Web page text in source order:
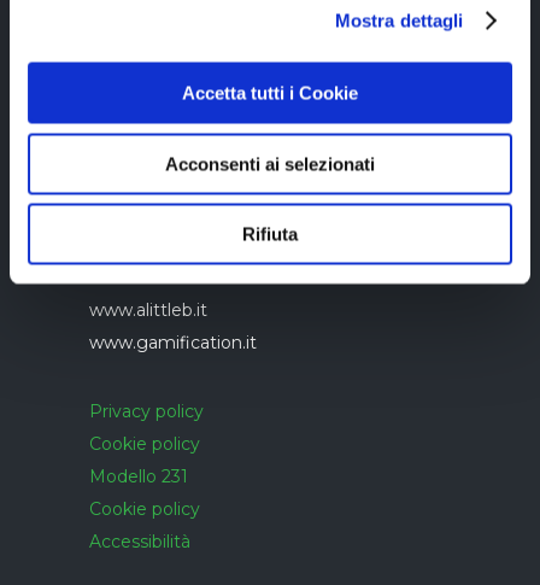
Mostra dettagli
Accetta tutti i Cookie
Acconsenti ai selezionati
Rifiuta
Azienda con sistema di gestione qualità
UNI EN ISO 9001:2015 certificato da
www.alittleb.it
www.gamification.it
Privacy policy
Cookie policy
Modello 231
Cookie policy
Accessibilità